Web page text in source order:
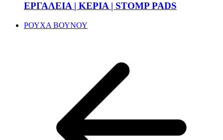
ΕΡΓΑΛΕΙΑ | ΚΕΡΙΑ | STOMP PADS
ΡΟΥΧΑ ΒΟΥΝΟΥ